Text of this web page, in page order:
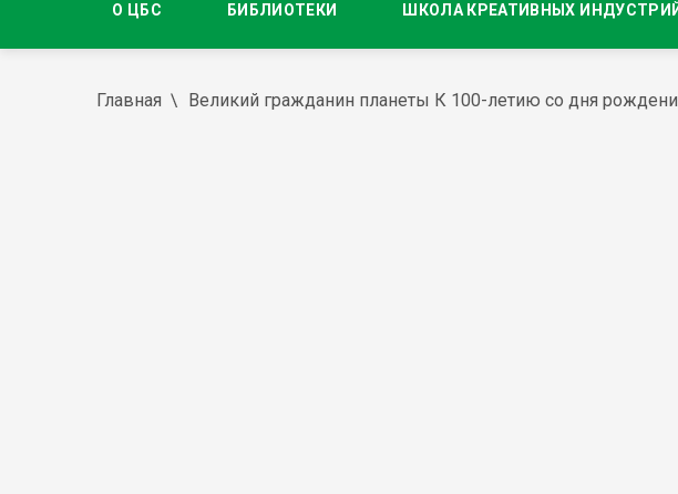
О ЦБС БИБЛИОТЕКИ ШКОЛА КРЕАТИВНЫХ ИНДУСТРИЙ
Главная Великий гражданин планеты К 100-летию со дня